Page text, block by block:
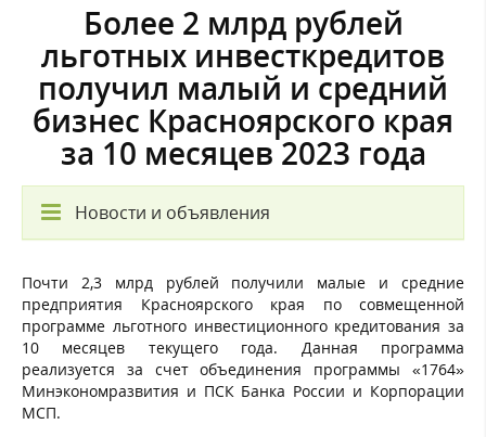
Более 2 млрд рублей
льготных инвесткредитов
получил малый и средний
бизнес Красноярского края
за 10 месяцев 2023 года
Новости и объявления
Почти 2,3 млрд рублей получили малые и средние
предприятия Красноярского края по совмещенной
программе льготного инвестиционного кредитования за
10 месяцев текущего года. Данная программа
реализуется за счет объединения программы «1764»
Минэкономразвития и ПСК Банка России и Корпорации
МСП.